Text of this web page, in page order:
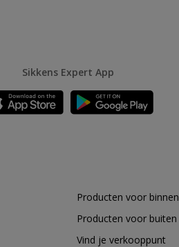
Sikkens Expert App
Producten voor binnen
Producten voor buiten
Vind je verkooppunt